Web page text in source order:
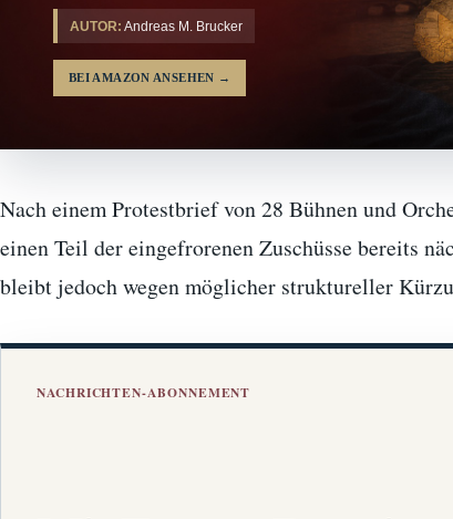
AUTOR: Andreas M. Brucker
BEI AMAZON ANSEHEN →
Nach einem Protestbrief von 28 Bühnen und
einen Teil der eingefrorenen Zuschüsse bereits
bleibt jedoch wegen möglicher struktureller
NACHRICHTEN-ABONNEMENT